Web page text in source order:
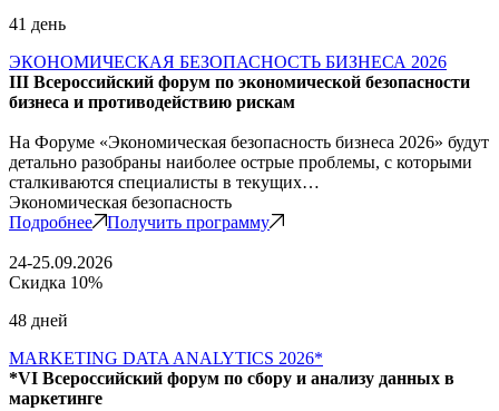
41 день
ЭКОНОМИЧЕСКАЯ БЕЗОПАСНОСТЬ БИЗНЕСА 2026
III Всероссийский форум по экономической безопасности
бизнеса и противодействию рискам
На Форуме «Экономическая безопасность бизнеса 2026» будут
детально разобраны наиболее острые проблемы, с которыми
сталкиваются специалисты в текущих…
Экономическая безопасность
Подробнее
Получить программу
24-25.09.2026
Скидка 10%
48 дней
MARKETING DATA ANALYTICS 2026*
*VI Всероссийский форум по сбору и анализу данных в
маркетинге